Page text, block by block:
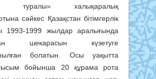
туралы» халықаралық
сәйкес Қазақстан бітімгерлік
1993-1999 жылдар аралығында
шекарасын күзетуге
болатын. Осы уақытта
бойынша 20 құрама рота